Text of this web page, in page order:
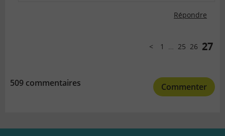
Répondre
Précédent
1 … 25 26 27
509 commentaires Commenter